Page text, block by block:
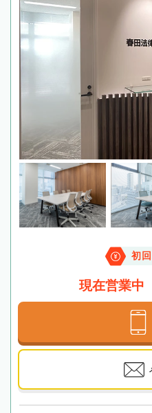
初
現在営業中